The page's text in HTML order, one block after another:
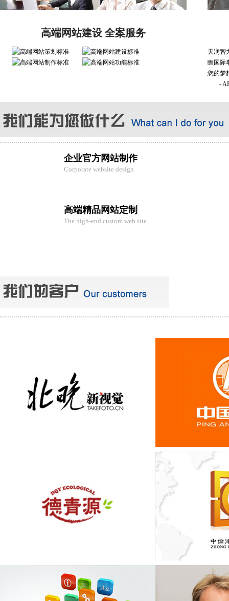
高端网站建设 全案服务
天润智
瞻国际
您的梦
-
企业官方网站制作
Corporate website design
高端精品网站定制
The high-end custom web site